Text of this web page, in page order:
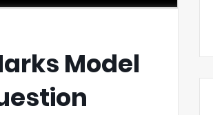
Model